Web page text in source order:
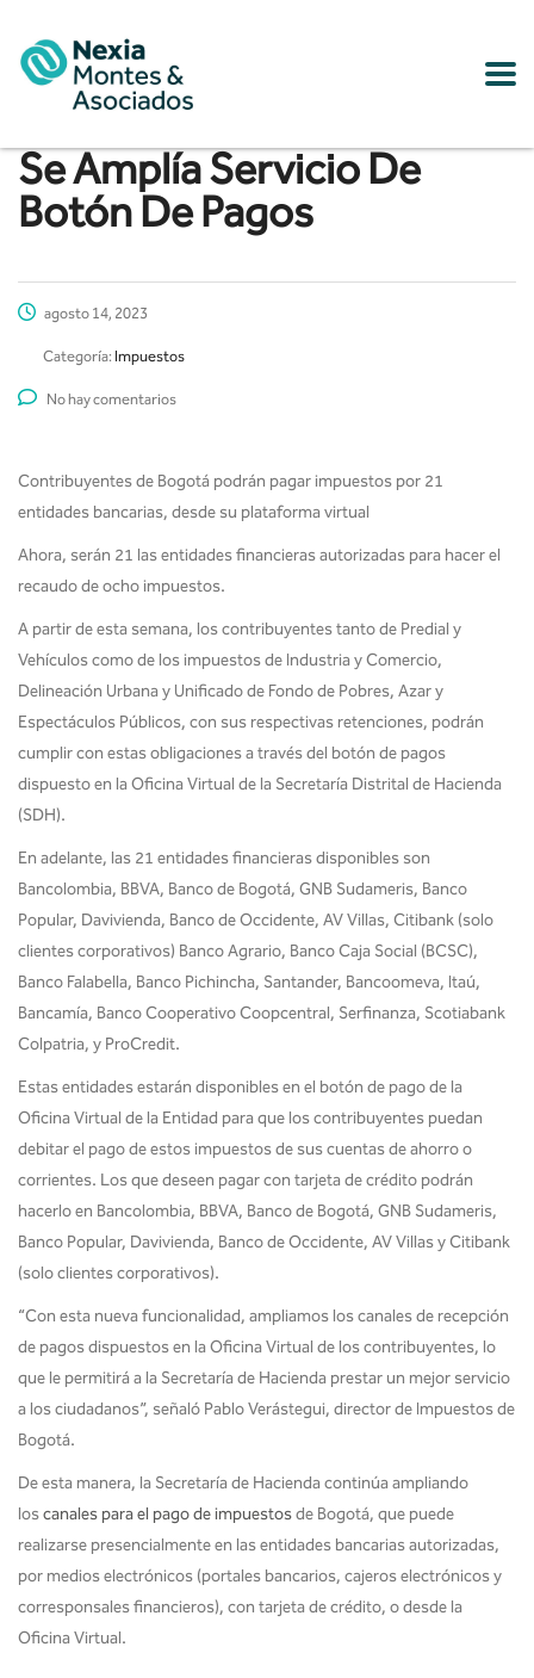
Se Amplía Servicio De
Botón De Pagos
agosto 14, 2023
Categoría: Impuestos
No hay comentarios
Contribuyentes de Bogotá podrán pagar impuestos por 21
entidades bancarias, desde su plataforma virtual
Ahora, serán 21 las entidades financieras autorizadas para hacer el
recaudo de ocho impuestos.
A partir de esta semana, los contribuyentes tanto de Predial y
Vehículos como de los impuestos de Industria y Comercio,
Delineación Urbana y Unificado de Fondo de Pobres, Azar y
Espectáculos Públicos, con sus respectivas retenciones, podrán
cumplir con estas obligaciones a través del botón de pagos
dispuesto en la Oficina Virtual de la Secretaría Distrital de Hacienda
(SDH).
En adelante, las 21 entidades financieras disponibles son
Bancolombia, BBVA, Banco de Bogotá, GNB Sudameris, Banco
Popular, Davivienda, Banco de Occidente, AV Villas, Citibank (solo
clientes corporativos) Banco Agrario, Banco Caja Social (BCSC),
Banco Falabella, Banco Pichincha, Santander, Bancoomeva, Itaú,
Bancamía, Banco Cooperativo Coopcentral, Serfinanza, Scotiabank
Colpatria, y ProCredit.
Estas entidades estarán disponibles en el botón de pago de la
Oficina Virtual de la Entidad para que los contribuyentes puedan
debitar el pago de estos impuestos de sus cuentas de ahorro o
corrientes. Los que deseen pagar con tarjeta de crédito podrán
hacerlo en Bancolombia, BBVA, Banco de Bogotá, GNB Sudameris,
Banco Popular, Davivienda, Banco de Occidente, AV Villas y Citibank
(solo clientes corporativos).
“Con esta nueva funcionalidad, ampliamos los canales de recepción
de pagos dispuestos en la Oficina Virtual de los contribuyentes, lo
que le permitirá a la Secretaría de Hacienda prestar un mejor servicio
a los ciudadanos”, señaló Pablo Verástegui, director de Impuestos de
Bogotá.
De esta manera, la Secretaría de Hacienda continúa ampliando
loscanales para el pago de impuestosde Bogotá, que puede
realizarse presencialmente en las entidades bancarias autorizadas,
por medios electrónicos (portales bancarios, cajeros electrónicos y
corresponsales financieros), con tarjeta de crédito, o desde la
Oficina Virtual.